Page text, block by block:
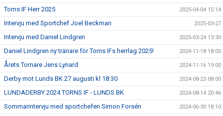
Torns IF Herr 2025 2025-04-04 15:14
Intervju med Sportchef Joel Beckman 2025-03-27
Intervju med Daniel Lindgren 2025-03-24 13:30
Daniel Lindgren ny tränare för Torns IFs herrlag 2025! 2024-11-18 18:00
Årets Tornare Jens Lynard 2024-11-16 19:00
Derby mot Lunds BK 27 augusti kl 18:30 2024-08-23 08:00
LUNDADERBY 2024 TORNS IF - LUNDS BK 2024-08-14 20:46
Sommarintervju med sportchefen Simon Forsén 2024-06-30 18:10